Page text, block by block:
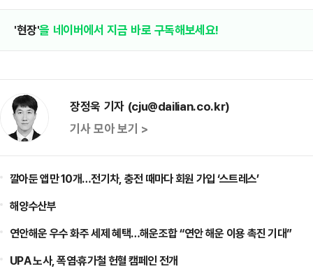
'현장'을 네이버에서 지금 바로 구독해보세요!
장정욱 기자 (cju@dailian.co.kr)
기사 모아 보기 >
깔아둔 앱만 10개…전기차, 충전 때마다 회원 가입 ‘스트레스’
해양수산부
연안해운 우수 화주 세제 혜택…해운조합 “연안 해운 이용 촉진 기대”
UPA 노사, 폭염·휴가철 헌혈 캠페인 전개